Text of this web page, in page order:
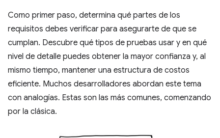
Como primer paso, determina qué partes de los
requisitos debes verificar para asegurarte de que se
cumplan. Descubre qué tipos de pruebas usar y en qué
nivel de detalle puedes obtener la mayor confianza y, al
mismo tiempo, mantener una estructura de costos
eficiente. Muchos desarrolladores abordan este tema
con analogías. Estas son las más comunes, comenzando
por la clásica.